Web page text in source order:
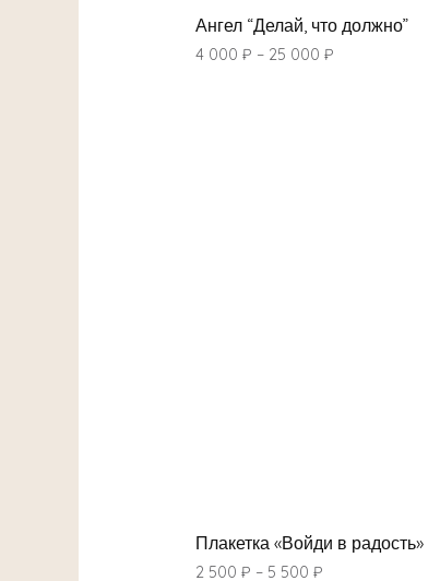
Ангел “Делай, что должно”
4 000 ₽ – 25 000 ₽
Плакетка «Войди в радость»
2 500 ₽ – 5 500 ₽